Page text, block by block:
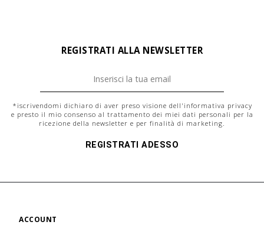
REGISTRATI ALLA NEWSLETTER
*iscrivendomi dichiaro di aver preso visione dell' informativa privacy
e presto il mio consenso al trattamento dei miei dati personali per la
ricezione della newsletter e per finalità di marketing.
REGISTRATI ADESSO
ACCOUNT